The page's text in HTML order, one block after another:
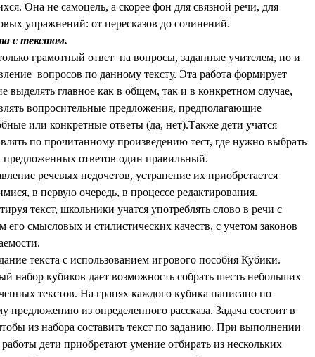
Она не самоцель, а скорее фон для связной речи, для
упражнений: от пересказов до сочинений.
с текстом.
грамотный ответ на вопросы, заданные учителем, но и
вопросов по данному тексту. Эта работа формирует
выделять главное как в общем, так и в конкретном случае,
вопросительные предложения, предполагающие
или конкретные ответы (да, нет).Также дети учатся
по прочитанному произведению тест, где нужно выбрать
предложенных ответов один правильный.
речевых недочетов, устранение их приобретается
в первую очередь, в процессе редактирования.
текст, школьники учатся употреблять слово в речи с
его смысловых и стилистических качеств, с учетом законов
текста с использованием игрового пособия Кубики.
набор кубиков дает возможность собрать шесть небольших
текстов. На гранях каждого кубика написано по
предложению из определенного рассказа. Задача состоит в
из набора составить текст по заданию. При выполнении
работы дети приобретают умение отбирать из нескольких